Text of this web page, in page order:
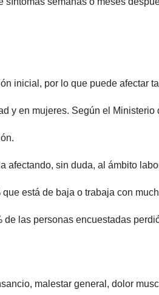
inicial, por lo que puede afectar
y en mujeres. Según el
afectando, sin duda, al ámbito
está de baja o trabaja con
las personas encuestadas
malestar general, dolor